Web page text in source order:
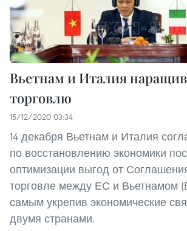
Вьетнам и Италия
торговлю
15/12/2020 03:34
14 декабря Вьетнам и Италия
по восстановлению экономики
оптимизации выгод от
торговле между ЕС и Вьетнамом
самым укрепив экономические
двумя странами.